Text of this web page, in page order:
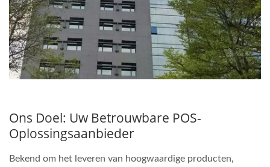
Ons Doel: Uw Betrouwbare POS-
Oplossingsaanbieder
Bekend om het leveren van hoogwaardige producten,